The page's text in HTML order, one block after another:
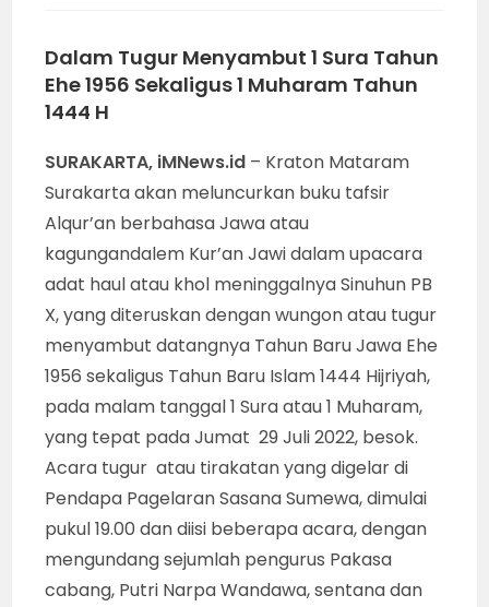
Dalam Tugur Menyambut 1 Sura Tahun
Ehe 1956 Sekaligus 1 Muharam Tahun
1444 H
SURAKARTA, iMNews.id – Kraton Mataram
Surakarta akan meluncurkan buku tafsir
Alqur’an berbahasa Jawa atau
kagungandalem Kur’an Jawi dalam upacara
adat haul atau khol meninggalnya Sinuhun PB
X, yang diteruskan dengan wungon atau tugur
menyambut datangnya Tahun Baru Jawa Ehe
1956 sekaligus Tahun Baru Islam 1444 Hijriyah,
pada malam tanggal 1 Sura atau 1 Muharam,
yang tepat pada Jumat 29 Juli 2022, besok.
Acara tugur atau tirakatan yang digelar di
Pendapa Pagelaran Sasana Sumewa, dimulai
pukul 19.00 dan diisi beberapa acara, dengan
mengundang sejumlah pengurus Pakasa
cabang, Putri Narpa Wandawa, sentana dan